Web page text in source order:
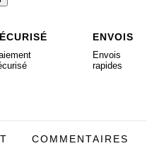
ENVOIS
Envois
rapides
COMMENTAIRES